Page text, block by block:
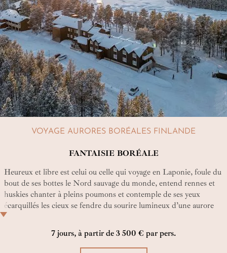
VOYAGE AURORES BORÉALES FINLANDE
FANTAISIE BORÉALE
Heureux et libre est celui ou celle qui voyage en Laponie, foule du
bout de ses bottes le Nord sauvage du monde, entend rennes et
huskies chanter à pleins poumons et contemple de ses yeux
écarquillés les cieux se fendre du sourire lumineux d’une aurore
boréale… Entre 10 et 20 voyageurs seulement vont avoir ce
privilège avec ce circuit où l’intimité prime. En êtes-vous ?
7 jours, à partir de 3 500 € par pers.